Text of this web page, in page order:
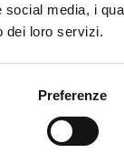
media, i
dei loro servizi.
Preferenze